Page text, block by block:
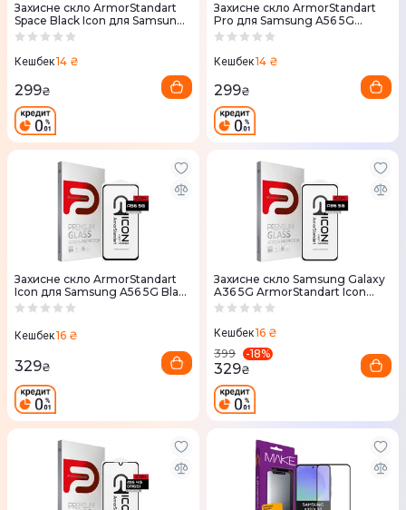
Захисне скло ArmorStandart
Space Black Icon для Samsung
S24 (ARM76114)
Кешбек14 ₴
299₴
Захисне скло ArmorStandart
Pro для Samsung A56 5G
(Black)
Кешбек14 ₴
299₴
Захисне скло ArmorStandart
Icon для Samsung A56 5G Black
(ARM82614)
Кешбек16 ₴
329₴
Захисне скло Samsung Galaxy
A36 5G ArmorStandart Icon
Black (ARM82211)
Кешбек16 ₴
399
-18%
329₴